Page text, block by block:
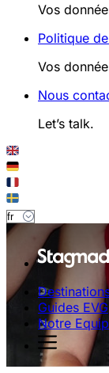
Vos
Politique
Vos
Nous
Let’s talk.
Guides EVG
Notre